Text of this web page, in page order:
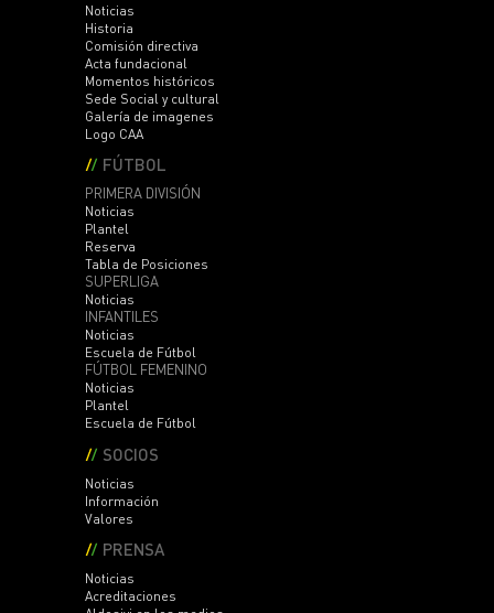
Noticias
Historia
Comisión directiva
Acta fundacional
Momentos históricos
Sede Social y cultural
Galería de imagenes
Logo CAA
FÚTBOL
PRIMERA DIVISIÓN
Noticias
Plantel
Reserva
Tabla de Posiciones
SUPERLIGA
Noticias
INFANTILES
Noticias
Escuela de Fútbol
FÚTBOL FEMENINO
Noticias
Plantel
Escuela de Fútbol
SOCIOS
Noticias
Información
Valores
PRENSA
Noticias
Acreditaciones